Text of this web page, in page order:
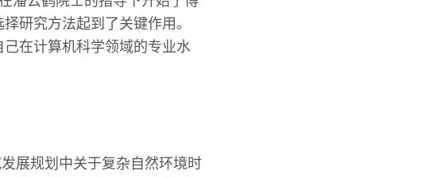
研究方法起到了关键作用。
在计算机科学领域的专业水
展规划中关于复杂自然环境时